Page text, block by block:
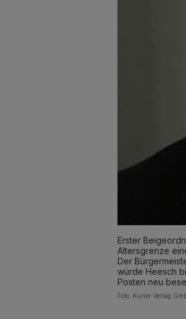
Erster
Altersgrenze
Der
würde Heesch
Posten neu
Foto: Kurier Verlag